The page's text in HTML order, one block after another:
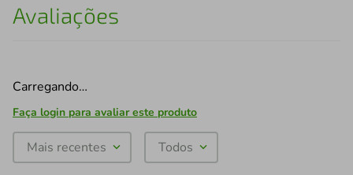
Avaliações
Carregando…
Faça login para avaliar este produto
Mais recentes Todos